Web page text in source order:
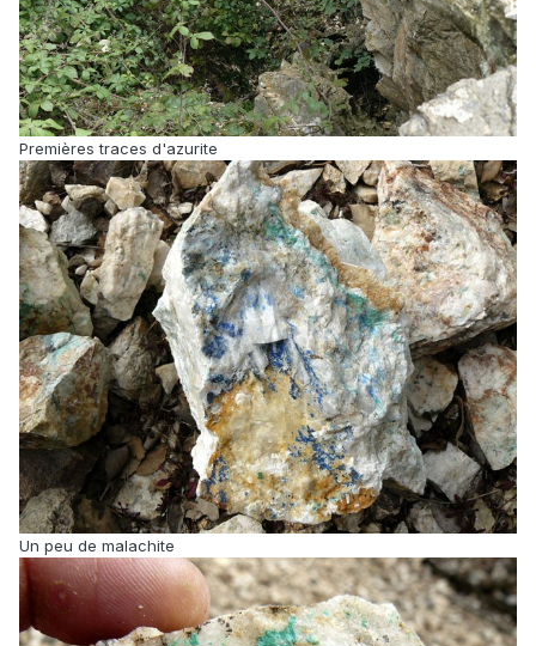
Premières traces d'azurite
Un peu de malachite